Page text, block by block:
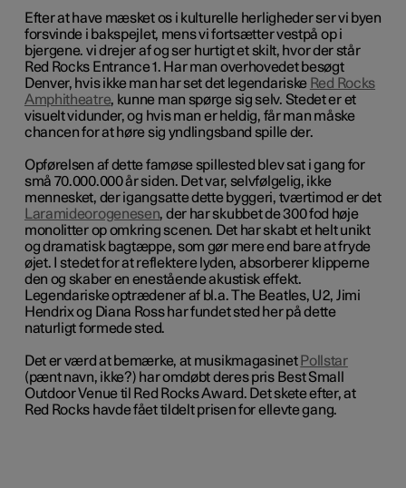
Efter at have mæsket os i kulturelle herligheder ser vi byen
forsvinde i bakspejlet, mens vi fortsætter vestpå op i
bjergene. vi drejer af og ser hurtigt et skilt, hvor der står
Red Rocks Entrance 1 . Har man overhovedet besøgt
Denver, hvis ikke man har set det legendariske Red Rocks
Amphitheatre, kunne man spørge sig selv. Stedet er et
visuelt vidunder, og hvis man er heldig, får man måske
chancen for at høre sig yndlingsband spille der.
Opførelsen af dette famøse spillested blev sat i gang for
små 70.000.000 år siden. Det var, selvfølgelig, ikke
mennesket, der igangsatte dette byggeri, tværtimod er det
Laramideorogenesen, der har skubbet de 300 fod høje
monolitter op omkring scenen. Det har skabt et helt unikt
og dramatisk bagtæppe, som gør mere end bare at fryde
øjet. I stedet for at reflektere lyden, absorberer klipperne
den og skaber en enestående akustisk effekt.
Legendariske optrædener af bl.a. The Beatles, U2, Jimi
Hendrix og Diana Ross har fundet sted her på dette
naturligt formede sted.
Det er værd at bemærke, at musikmagasinet Pollstar
(pænt navn, ikke?) har omdøbt deres pris Best Small
Outdoor Venue til Red Rocks Award. Det skete efter, at
Red Rocks havde fået tildelt prisen for ellevte gang.